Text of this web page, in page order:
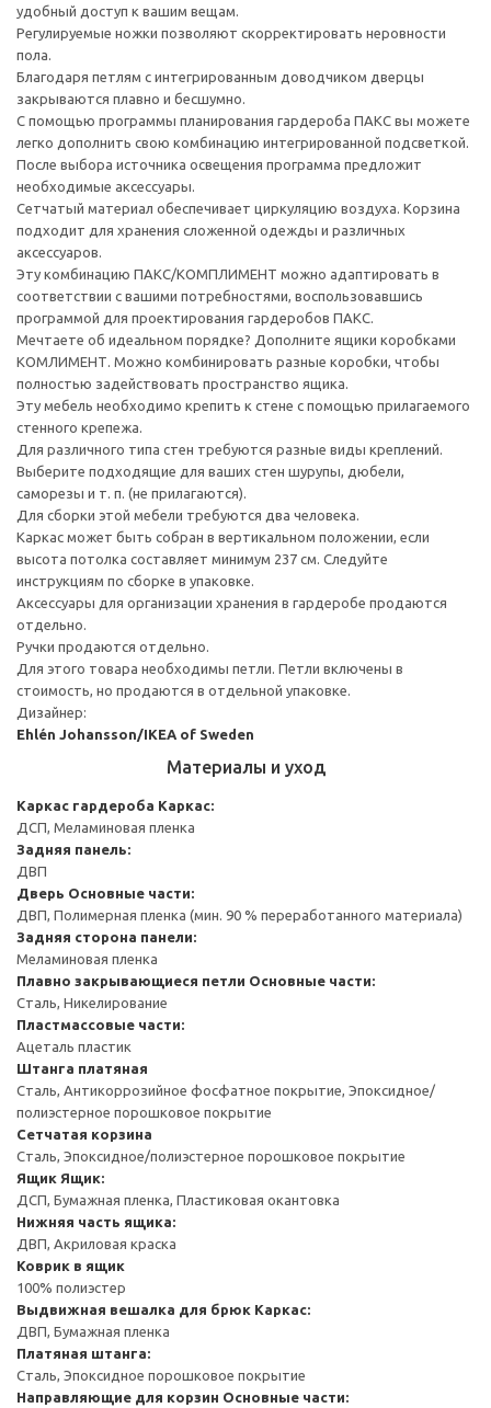
удобный доступ к вашим вещам.
Регулируемые ножки позволяют скорректировать неровности
пола.
Благодаря петлям с интегрированным доводчиком дверцы
закрываются плавно и бесшумно.
С помощью программы планирования гардероба ПАКС вы можете
легко дополнить свою комбинацию интегрированной подсветкой.
После выбора источника освещения программа предложит
необходимые аксессуары.
Сетчатый материал обеспечивает циркуляцию воздуха. Корзина
подходит для хранения сложенной одежды и различных
аксессуаров.
Эту комбинацию ПАКС/КОМПЛИМЕНТ можно адаптировать в
соответствии с вашими потребностями, воспользовавшись
программой для проектирования гардеробов ПАКС.
Мечтаете об идеальном порядке? Дополните ящики коробками
КОМЛИМЕНТ. Можно комбинировать разные коробки, чтобы
полностью задействовать пространство ящика.
Эту мебель необходимо крепить к стене с помощью прилагаемого
стенного крепежа.
Для различного типа стен требуются разные виды креплений.
Выберите подходящие для ваших стен шурупы, дюбели,
саморезы и т. п. (не прилагаются).
Для сборки этой мебели требуются два человека.
Каркас может быть собран в вертикальном положении, если
высота потолка составляет минимум 237 см. Следуйте
инструкциям по сборке в упаковке.
Аксессуары для организации хранения в гардеробе продаются
отдельно.
Ручки продаются отдельно.
Для этого товара необходимы петли. Петли включены в
стоимость, но продаются в отдельной упаковке.
Дизайнер:
Ehlén Johansson/IKEA of Sweden
Материалы и уход
Каркас гардероба Каркас:
ДСП, Меламиновая пленка
Задняя панель:
ДВП
Дверь Основные части:
ДВП, Полимерная пленка (мин. 90 % переработанного материала)
Задняя сторона панели:
Меламиновая пленка
Плавно закрывающиеся петли Основные части:
Сталь, Никелирование
Пластмассовые части:
Ацеталь пластик
Штанга платяная
Сталь, Антикоррозийное фосфатное покрытие, Эпоксидное/
полиэстерное порошковое покрытие
Сетчатая корзина
Сталь, Эпоксидное/полиэстерное порошковое покрытие
Ящик Ящик:
ДСП, Бумажная пленка, Пластиковая окантовка
Нижняя часть ящика:
ДВП, Акриловая краска
Коврик в ящик
100% полиэстер
Выдвижная вешалка для брюк Каркас:
ДВП, Бумажная пленка
Платяная штанга:
Сталь, Эпоксидное порошковое покрытие
Направляющие для корзин Основные части: